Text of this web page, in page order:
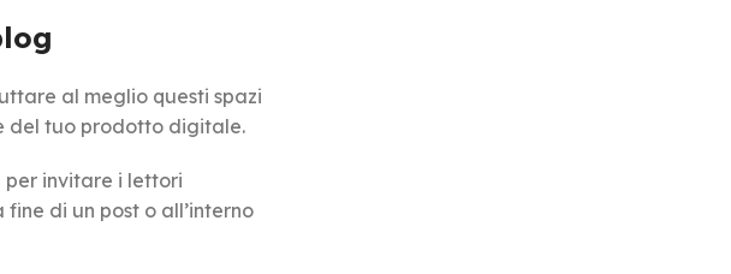
al meglio questi spazi
del tuo prodotto digitale.
invitare i lettori
di un post o all’interno